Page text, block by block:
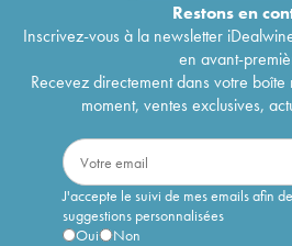
Restons en
Inscrivez-vous à la newsletter
en avant-
Recevez directement dans votre
moment, ventes exclusives,
J'accepte le suivi de mes emails afin
suggestions personnalisées
Oui
Non